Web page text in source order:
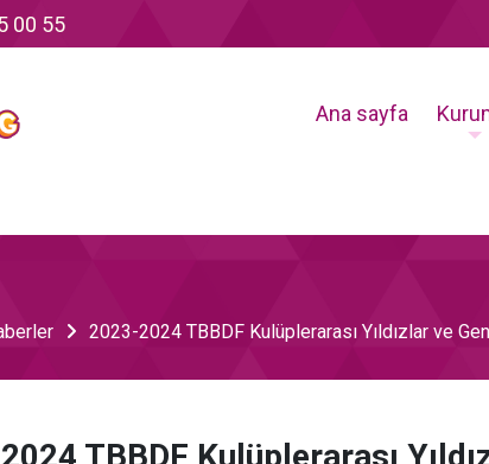
00 55
Ana sayfa
2023-2024 TBBDF Kulüplerarası Yıldızlar ve